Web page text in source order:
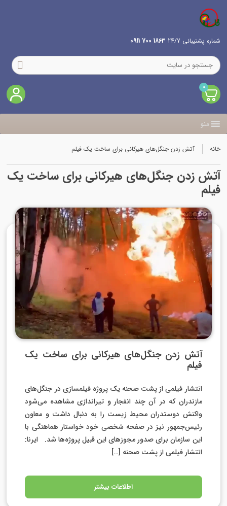
شماره پشتیبانی 24/7 1863 700 0911
0
منو
خانه آتش زدن جنگل‌های هیرکانی برای ساخت یک فیلم
آتش زدن جنگل‌های هیرکانی برای ساخت یک
فیلم
آتش زدن جنگل‌های هیرکانی برای ساخت یک
فیلم
انتشار فیلمی از پشت صحنه یک پروژه فیلمسازی در جنگل‌های
مازندران که در آن چند انفجار و تیراندازی مشاهده می‌شود
واکنش دوستدران محیط زیست را به دنبال داشت و معاون
رئیس‌جمهور نیز در صفحه شخصی خود خواستار هماهنگی با
این سازمان برای صدور مجوزهای این قبیل پروژه‌ها شد. ایرنا:
انتشار فیلمی از پشت صحنه […]
اطلاعات بیشتر